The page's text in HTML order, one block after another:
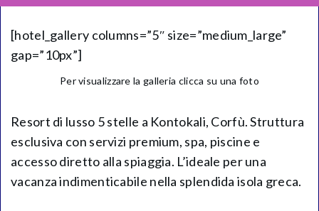
[hotel_gallery columns=”5″ size=”medium_large”
gap=”10px”]
Per visualizzare la galleria clicca su una foto
Resort di lusso 5 stelle a Kontokali, Corfù. Struttura
esclusiva con servizi premium, spa, piscine e
accesso diretto alla spiaggia. L’ideale per una
vacanza indimenticabile nella splendida isola greca.